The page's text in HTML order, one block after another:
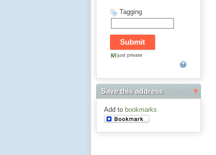
Tagging
just private
Save this address
Add to bookmarks